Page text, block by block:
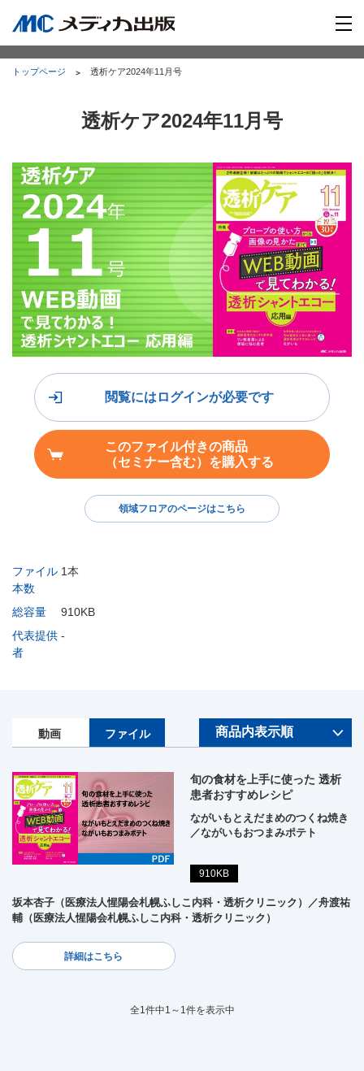
トップページ 透析ケア2024年11月号
透析ケア2024年11月号
ファイル
本数
1本
総容量
910KB
代表提供
者
-
閲覧にはログインが必要です
このファイル付きの商品
（セミナー含む）を購入する
領域フロアのページはこちら
動画 ファイル
旬の食材を上手に使った 透析
患者おすすめレシピ
ながいもとえだまめのつくね焼き
／ながいもおつまみポテト
910KB
坂本杏子（医療法人惺陽会札幌ふしこ内科・透析クリニック）／舟渡祐
輔（医療法人惺陽会札幌ふしこ内科・透析クリニック）
詳細はこちら
全1件中1～1件を表示中